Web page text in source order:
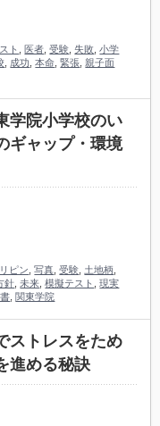
ト 医者 ,受験 ,失敗 ,小学
成功 ,本命 ,緊張 親子面
学院小学校のい
ギャップ・環境
ピン ,写真 ,受験 土地柄
針 ,未来 ,模擬テスト ,現実
,関東学院
ストレスをため
進める秘訣